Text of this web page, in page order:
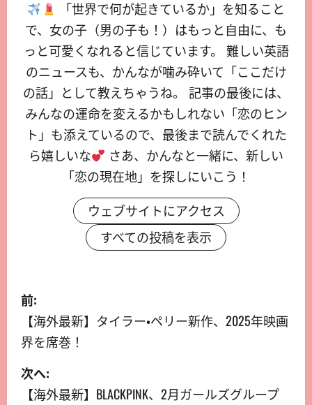
「世界で何が起きているか」を知ること
で、女の子（男の子も！）はもっと自由に、も
っと可愛くなれると信じています。 難しい英語
のニュースも、かんなが噛み砕いて「ここだけ
の話」として教えちゃうね。 記事の最後には、
みんなの運命を変えるかもしれない「恋のヒン
ト」も添えているので、最後まで読んでくれた
ら嬉しいな
さあ、かんなと一緒に、新しい
「恋の現在地」を探しにいこう！
ウェブサイトにアクセス
すべての投稿を表示
前:
【海外最新】タイラー・ペリー新作、2025年映画
界を席巻！
次へ:
【海外最新】BLACKPINK、2月ガールズグループ